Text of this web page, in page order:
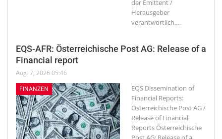
der Emittent /
Herausgeber
verantwortlich.…
EQS-AFR: Österreichische Post AG: Release of a
Financial report
Aug. 7, 2026 05:46
FINANZEN
EQS Dissemination of
Financial Reports:
Österreichische Post AG /
Release of Financial
Reports Österreichische